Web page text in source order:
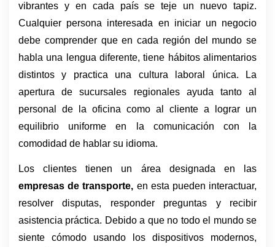
vibrantes y en cada país se teje un nuevo tapiz.
Cualquier persona interesada en iniciar un negocio
debe comprender que en cada región del mundo se
habla una lengua diferente, tiene hábitos alimentarios
distintos y practica una cultura laboral única. La
apertura de sucursales regionales ayuda tanto al
personal de la oficina como al cliente a lograr un
equilibrio uniforme en la comunicación con la
comodidad de hablar su idioma.
empresas de transporte, en esta pueden interactuar,
resolver disputas, responder preguntas y recibir
asistencia práctica. Debido a que no todo el mundo se
siente cómodo usando los dispositivos modernos,